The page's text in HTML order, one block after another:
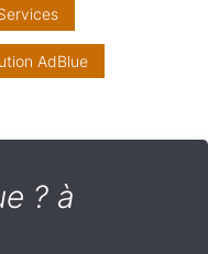
AdBlue
? à